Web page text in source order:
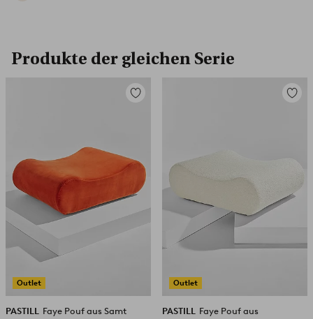
Produkte der gleichen Serie
Outlet
Zu
PASTILL Faye Pouf aus Samt
Outlet
Zu
PASTILL Faye Pouf aus